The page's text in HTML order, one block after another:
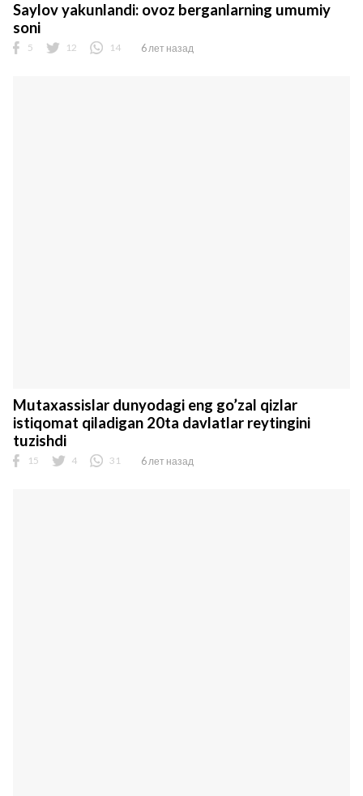
Saylov yakunlandi: ovoz berganlarning umumiy
soni
5 12 14 6 лет назад
Mutaxassislar dunyodagi eng go’zal qizlar
istiqomat qiladigan 20ta davlatlar reytingini
tuzishdi
15 4 31 6 лет назад